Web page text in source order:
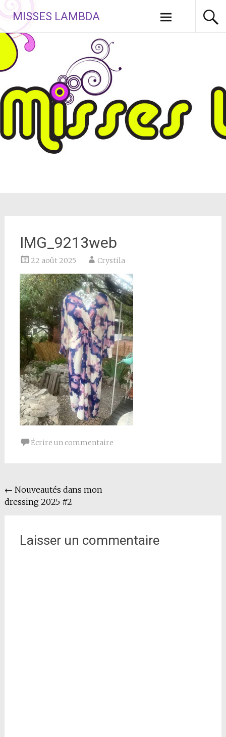
Aller
au
contenu
principal
MISSES LAMBDA
IMG_9213web
22 août 2025 Crystila
Écrire un commentaire
Navigation
de
← Nouveautés dans mon
dressing 2025 #2
Laisser un commentaire